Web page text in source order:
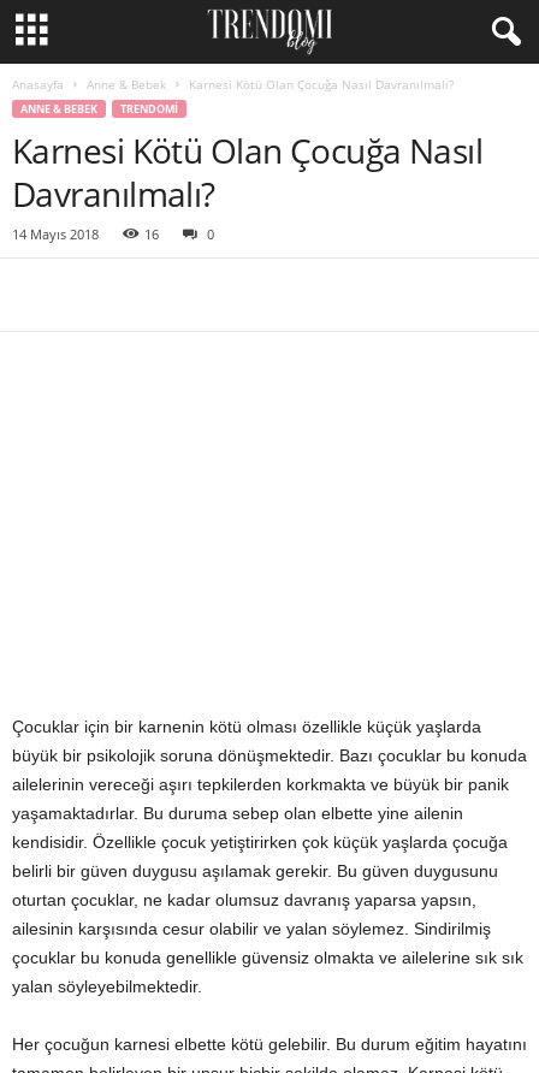
Anasayfa Anne & Bebek Karnesi Kötü Olan Çocuğa Nasıl Davranılmalı?
ANNE & BEBEK TRENDOMI
Karnesi Kötü Olan Çocuğa Nasıl
Davranılmalı?
14 Mayıs 2018 16 0
Çocuklar için bir karnenin kötü olması özellikle küçük yaşlarda
büyük bir psikolojik soruna dönüşmektedir. Bazı çocuklar bu konuda
ailelerinin vereceği aşırı tepkilerden korkmakta ve büyük bir panik
yaşamaktadırlar. Bu duruma sebep olan elbette yine ailenin
kendisidir. Özellikle çocuk yetiştirirken çok küçük yaşlarda çocuğa
belirli bir güven duygusu aşılamak gerekir. Bu güven duygusunu
oturtan çocuklar, ne kadar olumsuz davranış yaparsa yapsın,
ailesinin karşısında cesur olabilir ve yalan söylemez. Sindirilmiş
çocuklar bu konuda genellikle güvensiz olmakta ve ailelerine sık sık
yalan söyleyebilmektedir.
Her çocuğun karnesi elbette kötü gelebilir. Bu durum eğitim hayatını